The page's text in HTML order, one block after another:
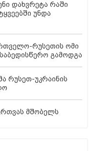
დახვრეტა რაში
უნდა
რუსეთის ომი
გამოდგა
რუსეთ-უკრაინის
მშობელს